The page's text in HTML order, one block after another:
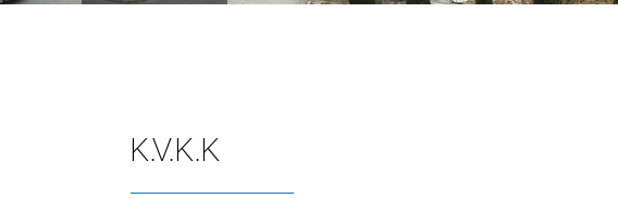
K.V.K.K